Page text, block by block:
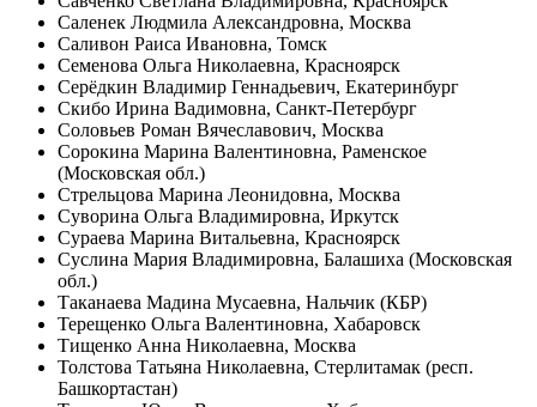
Саленек Людмила Александровна, Москва
Саливон Раиса Ивановна, Томск
Семенова Ольга Николаевна, Красноярск
Серёдкин Владимир Геннадьевич, Екатеринбург
Скибо Ирина Вадимовна, Санкт-Петербург
Соловьев Роман Вячеславович, Москва
Сорокина Марина Валентиновна, Раменское
(Московская обл.)
Стрельцова Марина Леонидовна, Москва
Суворина Ольга Владимировна, Иркутск
Сураева Марина Витальевна, Красноярск
Суслина Мария Владимировна, Балашиха (Московская
обл.)
Таканаева Мадина Мусаевна, Нальчик (КБР)
Терещенко Ольга Валентиновна, Хабаровск
Тищенко Анна Николаевна, Москва
Толстова Татьяна Николаевна, Стерлитамак (респ.
Башкортастан)